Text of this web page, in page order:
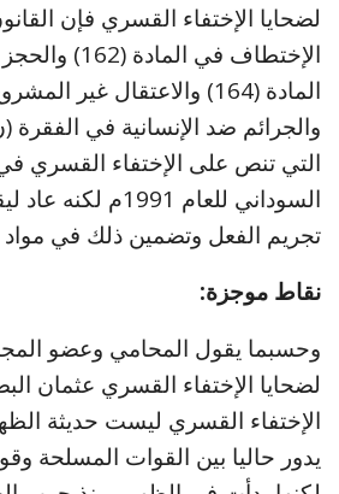
لضحايا الإختفاء القسري فإن
الإختطاف في
التي تنص على الإختفاء القسري في
السوداني للعام
تجريم الفعل وتضمين ذلك في مواد
نقاط موجزة:
وحسبما يقول المحامي وعضو
لضحايا الإختفاء القسري عثمان
الإختفاء القسري ليست حديثة
يدور حاليا بين القوات المسلحة